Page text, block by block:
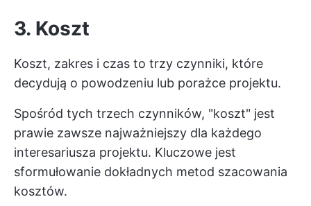
3. Koszt
Koszt, zakres i czas to trzy czynniki, które
decydują o powodzeniu lub porażce projektu.
Spośród tych trzech czynników, "koszt" jest
prawie zawsze najważniejszy dla każdego
interesariusza projektu. Kluczowe jest
sformułowanie dokładnych metod szacowania
kosztów.